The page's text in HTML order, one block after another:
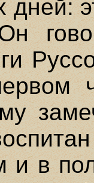
дней:
и в